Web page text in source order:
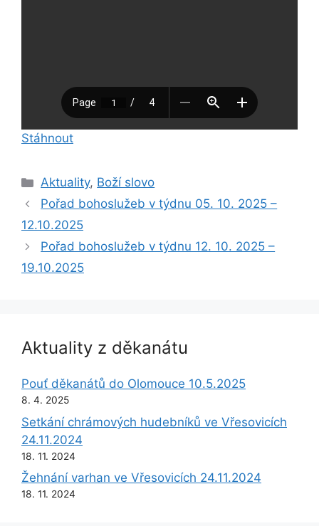
Stáhnout
Rubriky
Aktuality, Boží slovo
Pořad bohoslužeb v týdnu 05. 10. 2025 –
12.10.2025
Pořad bohoslužeb v týdnu 12. 10. 2025 –
19.10.2025
Aktuality z děkanátu
Pouť děkanátů do Olomouce 10.5.2025
8. 4. 2025
Setkání chrámových hudebníků ve Vřesovicích
24.11.2024
18. 11. 2024
Žehnání varhan ve Vřesovicích 24.11.2024
18. 11. 2024